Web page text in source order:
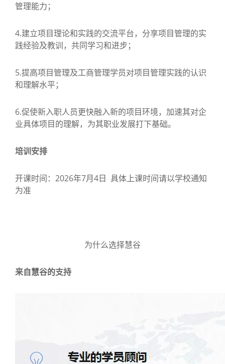
管理能力；
4.建立项目理论和实践的交流平台，分享项目管理的实
践经验及教训，共同学习和进步；
5.提高项目管理及工商管理学员对项目管理实践的认识
和理解水平；
6.促使新入职人员更快融入新的项目环境，加速其对企
业具体项目的理解，为其职业发展打下基础。
培训安排
开课时间：2026年7月4日 具体上课时间请以学校通知
为准
为什么选择慧谷
来自慧谷的支持